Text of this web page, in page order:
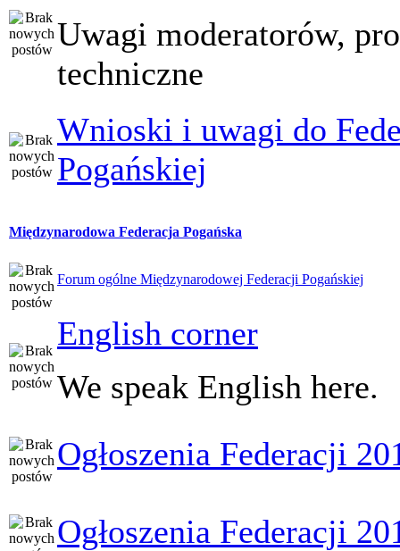
Uwagi moderatorów,
techniczne
Wnioski i uwagi do
Pogańskiej
Międzynarodowa Federacja Pogańska
Forum ogólne Międzynarodowej Federacji Pogańskiej
English corner
We speak English here.
Ogłoszenia Federacji
Ogłoszenia Federacji